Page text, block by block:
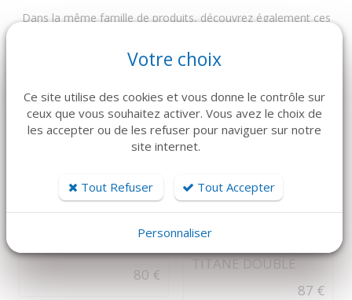
Dans la même famille de produits, découvrez également ces
DÉTAILS
Canule sinus olive
80 €
DÉTAILS
KOHLER
TITANE DOUBLE
87 €
Votre choix
Ce site utilise des cookies et vous donne le contrôle sur
ceux que vous souhaitez activer. Vous avez le choix de
les accepter ou de les refuser pour naviguer sur notre
site internet.
Tout Refuser Tout Accepter
Personnaliser